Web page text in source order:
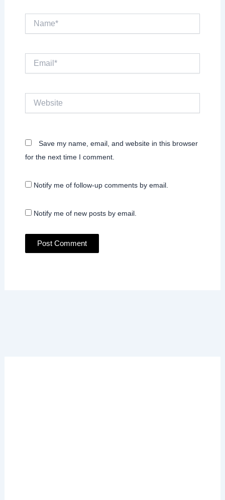
Save my name, email, and website in this browser
for the next time I comment.
Notify me of follow-up comments by email.
Notify me of new posts by email.